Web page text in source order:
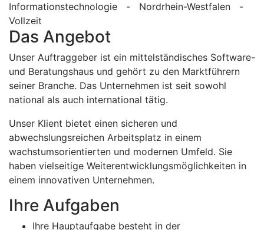
Informationstechnologie - Nordrhein-Westfalen -
Vollzeit
Das Angebot
Unser Auftraggeber ist ein mittelständisches Software-
und Beratungshaus und gehört zu den Marktführern
seiner Branche. Das Unternehmen ist seit sowohl
national als auch international tätig.
Unser Klient bietet einen sicheren und
abwechslungsreichen Arbeitsplatz in einem
wachstumsorientierten und modernen Umfeld. Sie
haben vielseitige Weiterentwicklungsmöglichkeiten in
einem innovativen Unternehmen.
Ihre Aufgaben
Ihre Hauptaufgabe besteht in der